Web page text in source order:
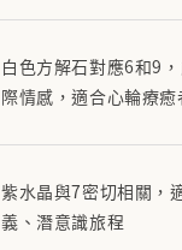
白色方解石對應6和9
際情感，適合心輪療
紫水晶與7密切相關，
義、潛意識旅程